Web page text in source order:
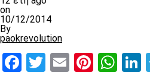
on
10/12/2014
By
paokrevolution
Facebook
Twitter
Email